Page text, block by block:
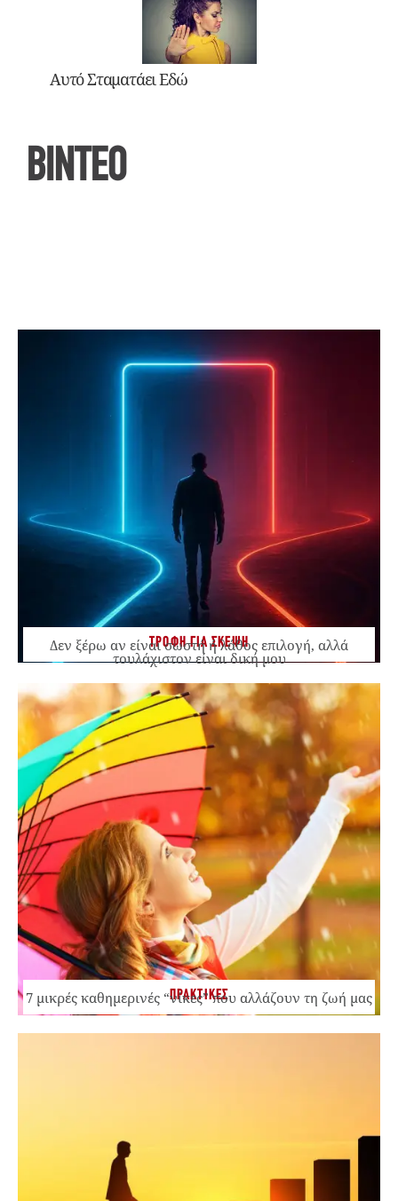
Αυτό Σταματάει Εδώ
ΒΙΝΤΕΟ
ΤΡΟΦΗ ΓΙΑ ΣΚΕΨΗ
Δεν ξέρω αν είναι σωστή ή λάθος επιλογή, αλλά
τουλάχιστον είναι δική μου
ΠΡΑΚΤΙΚΕΣ
7 μικρές καθημερινές “νίκες” που αλλάζουν τη ζωή μας